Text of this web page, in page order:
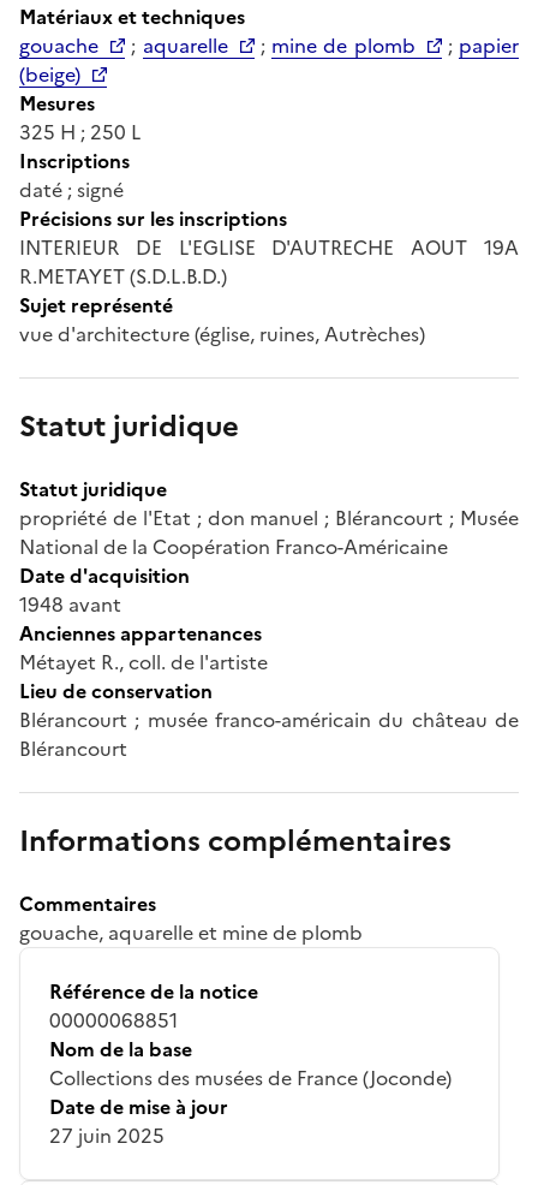
Matériaux et techniques
gouache
; aquarelle ; mine de plomb ; papier
(beige)
Mesures
325 H ; 250 L
Inscriptions
daté ; signé
Précisions sur les inscriptions
INTERIEUR DE L'EGLISE D'AUTRECHE AOUT 19A
R.METAYET (S.D.L.B.D.)
Sujet représenté
vue d'architecture (église, ruines, Autrèches)
Statut juridique
Statut juridique
propriété de l'Etat ; don manuel ; Blérancourt ; Musée
National de la Coopération Franco-Américaine
Date d'acquisition
1948 avant
Anciennes appartenances
Métayet R., coll. de l'artiste
Lieu de conservation
Blérancourt ; musée franco-américain du château de
Blérancourt
Informations complémentaires
Commentaires
gouache, aquarelle et mine de plomb
Référence de la notice
00000068851
Nom de la base
Collections des musées de France (Joconde)
Date de mise à jour
27 juin 2025